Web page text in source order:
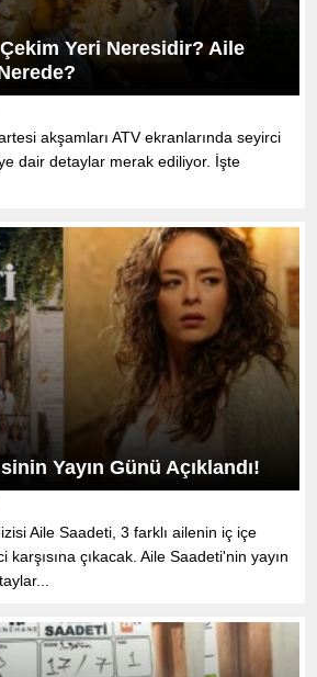
Yeri Neresidir? Aile
akşamları ATV ekranlarında seyirci
dair detaylar merak ediliyor. İşte
Yayın Günü Açıklandı!
Aile Saadeti, 3 farklı ailenin iç içe
çıkacak. Aile Saadeti'nin yayın